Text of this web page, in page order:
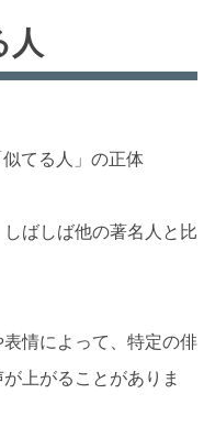
人
てる人」の正体
ばしば他の著名人と比
情によって、特定の俳
上がることがありま